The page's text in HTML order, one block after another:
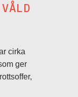
cirka
ger